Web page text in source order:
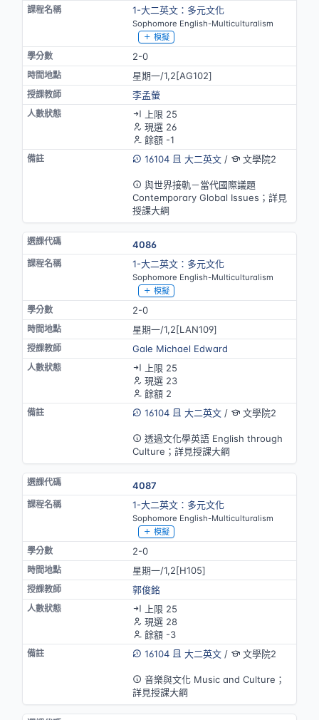
1-大二英文：多元文化
Sophomore English-Multiculturalism
模擬
2-0
星期一/1,2[AG102]
李孟螢
上限 25
現選 26
餘額 -1
16104
大二英文/ 文學院2
與世界接軌－當代國際議題
Contemporary Global Issues；詳見
授課大綱
4086
1-大二英文：多元文化
Sophomore English-Multiculturalism
模擬
2-0
星期一/1,2[LAN109]
Gale Michael Edward
上限 25
現選 23
餘額 2
16104
大二英文/ 文學院2
透過文化學英語 English through
Culture；詳見授課大綱
4087
1-大二英文：多元文化
Sophomore English-Multiculturalism
模擬
2-0
星期一/1,2[H105]
郭俊銘
上限 25
現選 28
餘額 -3
16104
大二英文/ 文學院2
音樂與文化 Music and Culture；
詳見授課大綱